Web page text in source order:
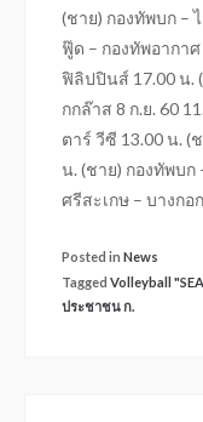
(ชาย) กองทัพบก –
ฟู๊ด – กองทัพอากา
ฟิลิปปินส์ 17.00 น.
กกล๊าส 8 ก.ย. 60
ตาร์ วีซี 13.00 น. (
น. (ชาย) กองทัพบก
ศรีสะเกษ – บางกอ
Posted in News
Tagged Volleyball
ประชาชน ก.